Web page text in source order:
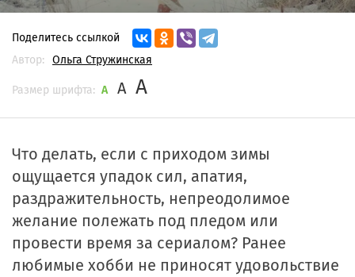
Поделитесь ссылкой
Автор:
Ольга Стружинская
Размер шрифта: A A A
Что делать, если с приходом зимы
ощущается упадок сил, апатия,
раздражительность, непреодолимое
желание полежать под пледом или
провести время за сериалом? Ранее
любимые хобби не приносят удовольствие